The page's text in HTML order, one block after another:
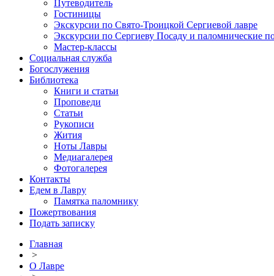
Путеводитель
Гостиницы
Экскурсии по Свято-Троицкой Сергиевой лавре
Экскурсии по Сергиеву Посаду и паломнические
Мастер-классы
Социальная служба
Богослужения
Библиотека
Книги и статьи
Проповеди
Статьи
Рукописи
Жития
Ноты Лавры
Медиагалерея
Фотогалерея
Контакты
Едем в Лавру
Памятка паломнику
Пожертвования
Подать записку
Главная
>
О Лавре